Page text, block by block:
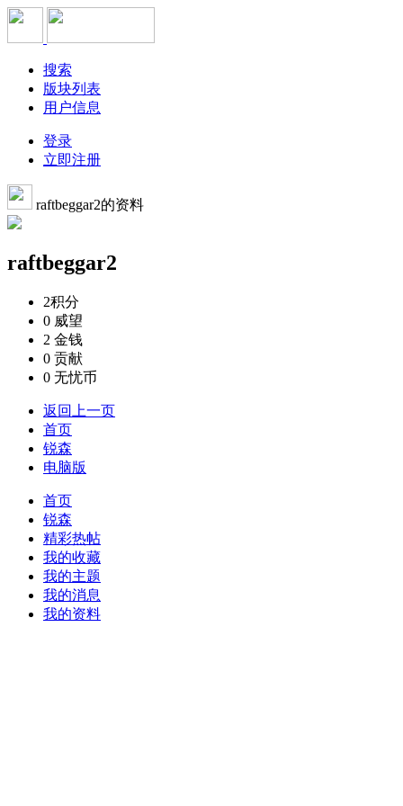
搜索
版块列表
用户信息
登录
立即注册
raftbeggar2的资料
raftbeggar2
2积分
0 威望
2 金钱
0 贡献
0 无忧币
返回上一页
首页
锐森
电脑版
首页
锐森
精彩热帖
我的收藏
我的主题
我的消息
我的资料